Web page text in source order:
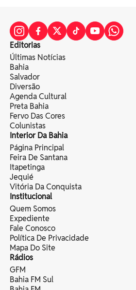
Editorias
Últimas Notícias
Bahia
Salvador
Diversão
Agenda Cultural
Preta Bahia
Fervo Das Cores
Colunistas
Interior Da Bahia
Página Principal
Feira De Santana
Itapetinga
Jequié
Vitória Da Conquista
Institucional
Quem Somos
Expediente
Fale Conosco
Política De Privacidade
Mapa Do Site
Rádios
GFM
Bahia FM Sul